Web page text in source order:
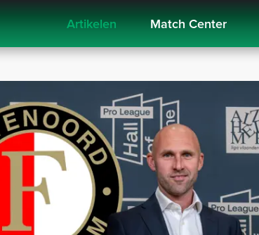
Artikelen Match Center